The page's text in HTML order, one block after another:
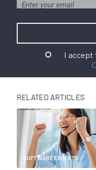
I accept
RELATED ARTICLES
SOFTWARE EXPERTS